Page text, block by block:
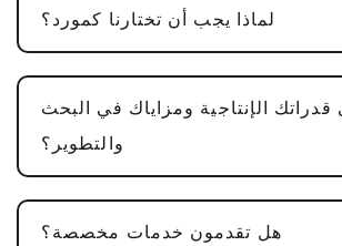
PCBA متعددة الوظائف، بما في ذلك تصميم
الأجهزة، وتصميم PCBA، وتطوير البرامج، تكون
، مع إجراء التعديلات بناءً على
التعليقات.
لماذا يجب أن تختارنا كمورد؟
قدراتك الإنتاجية ومزاياك في البحث
والتطوير؟
هل تقدمون خدمات مخصصة؟